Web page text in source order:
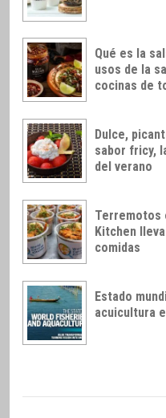
Qué es la
usos de la
cocinas de
Dulce,
sabor fricy,
del verano
Terremotos
Kitchen
comidas
Estado
acuicultura